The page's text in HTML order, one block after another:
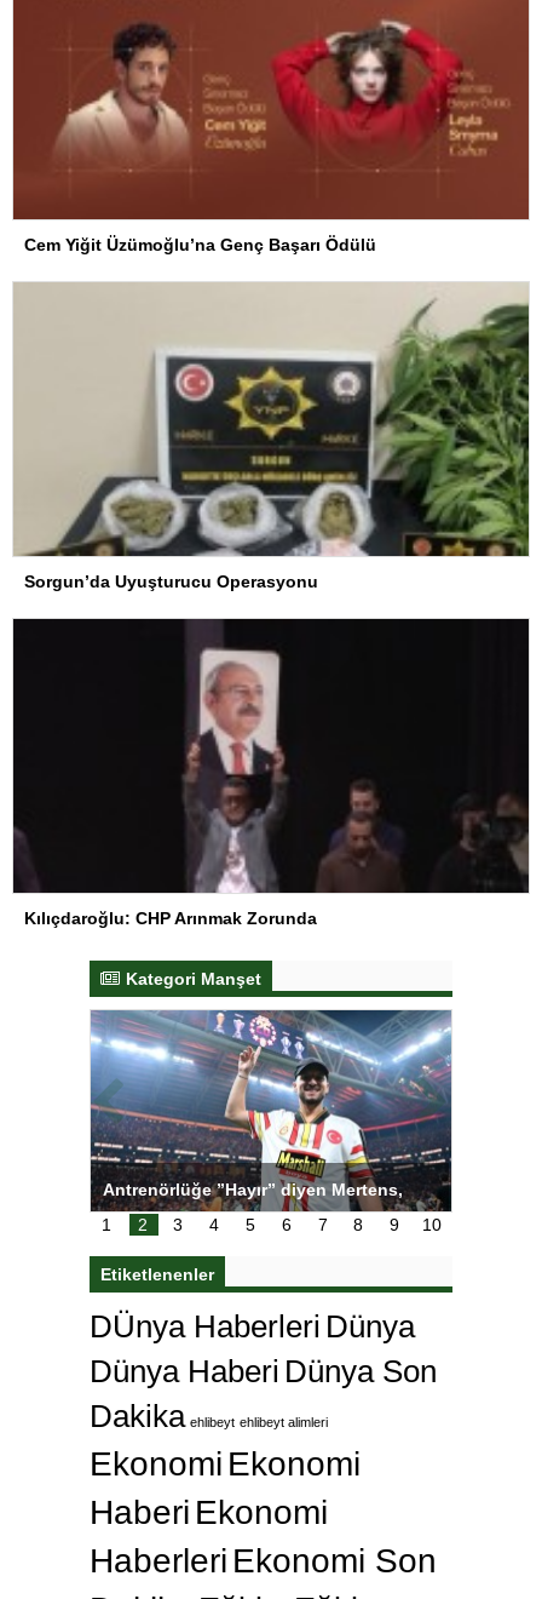
Cem Yiğit Üzümoğlu’na Genç Başarı Ödülü
Sorgun’da Uyuşturucu Operasyonu
Kılıçdaroğlu: CHP Arınmak Zorunda
Kategori Manşet
Antrenörlüğe ”Hayır” diyen Mertens,
Galatasaray’dan bakın ne istedi
1
2 3 4 5 6 7 8 9 10
Etiketlenenler
DÜnya Haberleri Dünya
Dünya Haberi Dünya Son
Dakika ehlibeyt ehlibeyt alimleri
Ekonomi Ekonomi
Haberi Ekonomi
Haberleri Ekonomi Son